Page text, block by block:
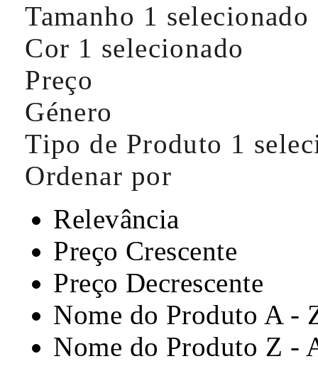
Tamanho 1 selecionado
Cor 1 selecionado
Preço
Género
Tipo de Produto 1
Ordenar por
Relevância
Preço Crescente
Preço Decrescente
Nome do Produto A -
Nome do Produto Z -